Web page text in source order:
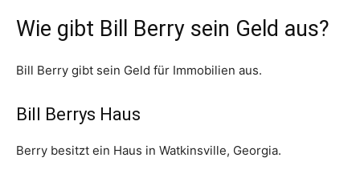
Wie gibt Bill Berry sein Geld aus?
Bill Berry gibt sein Geld für Immobilien aus.
Bill Berrys Haus
Berry besitzt ein Haus in Watkinsville, Georgia.